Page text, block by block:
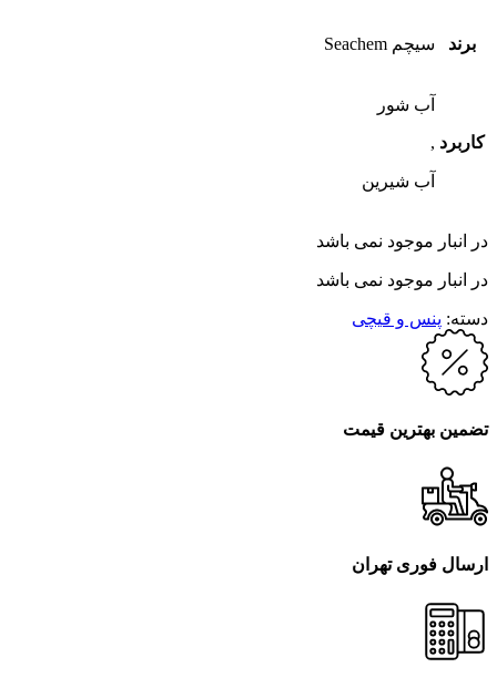
برند سیچم Seachem
کاربرد
آب شور
,
آب شیرین
در انبار موجود نمی باشد
در انبار موجود نمی باشد
دسته: پنس و قیچی
تضمین بهترین قیمت
ارسال فوری تهران